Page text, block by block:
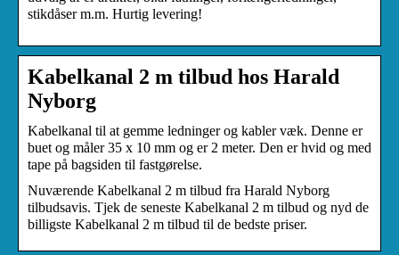
stikdåser m.m. Hurtig levering!
Kabelkanal 2 m tilbud hos Harald
Nyborg
Kabelkanal til at gemme ledninger og kabler væk. Denne er
buet og måler 35 x 10 mm og er 2 meter. Den er hvid og med
tape på bagsiden til fastgørelse.
Nuværende Kabelkanal 2 m tilbud fra Harald Nyborg
tilbudsavis. Tjek de seneste Kabelkanal 2 m tilbud og nyd de
billigste Kabelkanal 2 m tilbud til de bedste priser.